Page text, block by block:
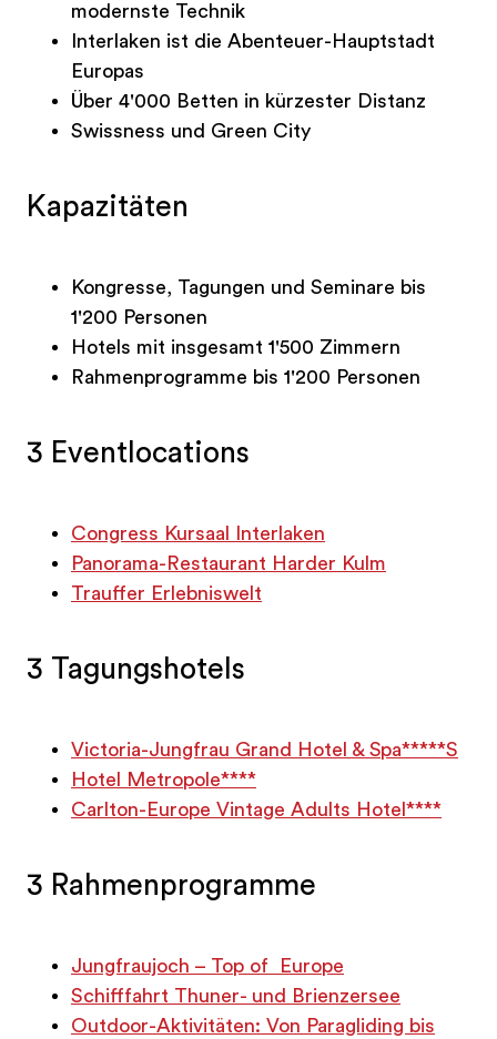
modernste Technik
Interlaken ist die Abenteuer-Hauptstadt
Europas
Über 4'000 Betten in kürzester Distanz
Swissness und Green City
Kapazitäten
Kongresse, Tagungen und Seminare bis
1'200 Personen
Hotels mit insgesamt 1'500 Zimmern
Rahmenprogramme bis 1'200 Personen
3 Eventlocations
Congress Kursaal Interlaken
Panorama-Restaurant Harder Kulm
Trauffer Erlebniswelt
3 Tagungshotels
Victoria-Jungfrau Grand Hotel & Spa*****S
Hotel Metropole****
Carlton-Europe Vintage Adults Hotel****
3 Rahmenprogramme
Jungfraujoch – Top of Europe
Schifffahrt Thuner- und Brienzersee
Outdoor-Aktivitäten: Von Paragliding bis